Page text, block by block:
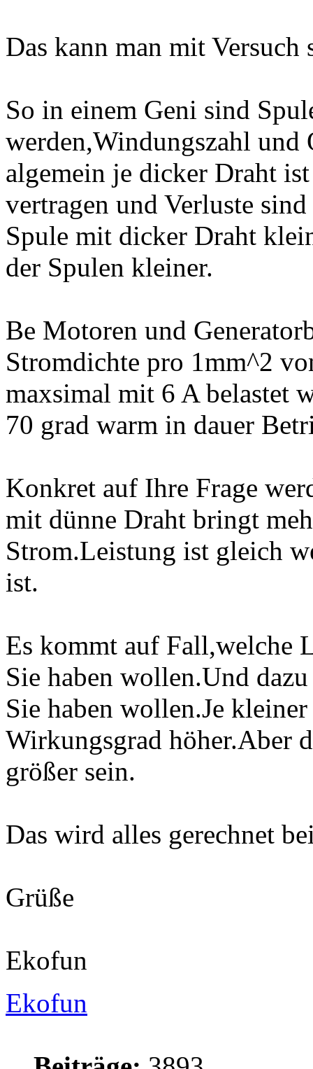
Das kann man mit Versuch
So in einem Geni sind
werden,Windungszahl
algemein je dicker Draht
vertragen und Verluste
Spule mit dicker Draht
der Spulen kleiner.
Be Motoren und
Stromdichte pro 1mm^2
maxsimal mit 6 A belastet
70 grad warm in dauer
Konkret auf Ihre Frage
mit dünne Draht bringt
Strom.Leistung ist gleich
ist.
Es kommt auf Fall,welche
Sie haben wollen.Und
Sie haben wollen.Je
Wirkungsgrad höher.Aber
größer sein.
Das wird alles gerechnet
Grüße
Ekofun
Ekofun